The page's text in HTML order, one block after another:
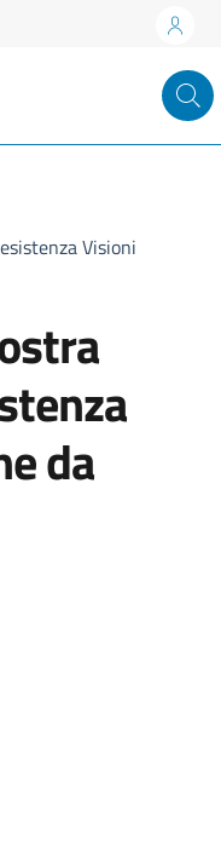
Visioni
da